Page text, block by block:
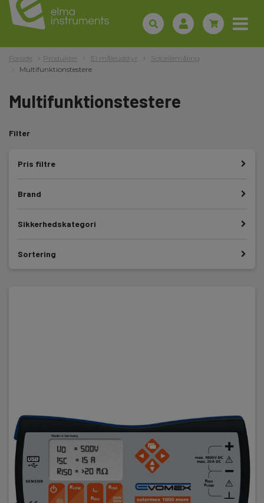
Forside Produkter El måleudstyr
Solcellemåling
Multifunktionstestere
Multifunktionstestere
Filter
Pris filtre
Brand
Sikkerhedskategori
Sortering